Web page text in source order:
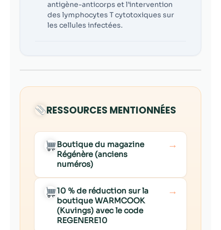
antigène-anticorps et l’intervention
des lymphocytes T cytotoxiques sur
les cellules infectées.
RESSOURCES MENTIONNÉES
Boutique du magazine
Régénère (anciens
numéros)
→
10 % de réduction sur la
boutique WARMCOOK
(Kuvings) avec le code
REGENERE10
→